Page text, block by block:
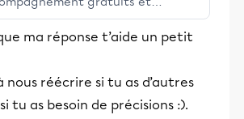
Alloprof engage les élèves
parents dans la réussite
ma réponse t’aide un petit
nous réécrire si tu as d’autres
tu as besoin de précisions :).